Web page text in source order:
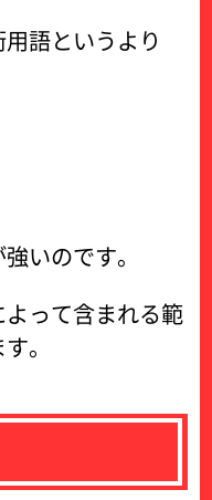
語というより
いのです。
って含まれる範
。